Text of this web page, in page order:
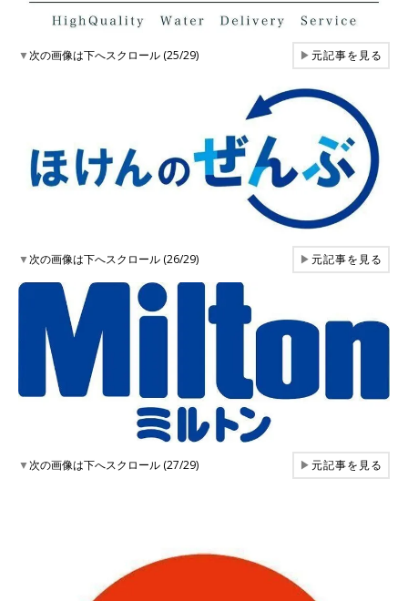
▼次の画像は下へスクロール (25/29) ▶元記事を見る
▼次の画像は下へスクロール (26/29) ▶元記事を見る
▼次の画像は下へスクロール (27/29) ▶元記事を見る